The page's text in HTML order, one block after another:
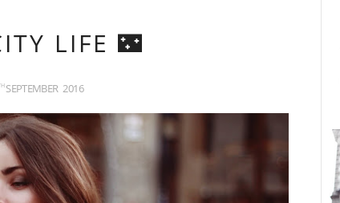
LIFE 🌃
SEPTEMBER 2016